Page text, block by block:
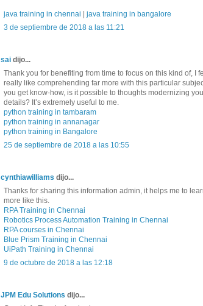
java training in chennai
java training in bangalore
3 de septiembre de 2018 a las 11:21
sai dijo...
Thank you for benefiting from time to focus on this kind of, I
really like comprehending far more with this particular
you get know-how, is it possible to thoughts modernizing
details? It’s extremely useful to me.
python training in tambaram
python training in annanagar
python training in Bangalore
25 de septiembre de 2018 a las 10:55
cynthiawilliams dijo...
Thanks for sharing this information admin, it helps me to
more like this.
RPA Training in Chennai
Robotics Process Automation Training in Chennai
RPA courses in Chennai
Blue Prism Training in Chennai
UiPath Training in Chennai
9 de octubre de 2018 a las 12:18
JPM Edu Solutions dijo...